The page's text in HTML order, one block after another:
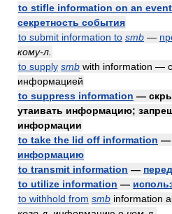
to stifle information on an event
секретность события
to submit information to smb —
кому-л.
to supply smb with information —
информацией
to suppress information —
утаивать информацию;
информации
to take the lid off information —
информацию
to transmit information —
to utilize information —
to withhold from smb information